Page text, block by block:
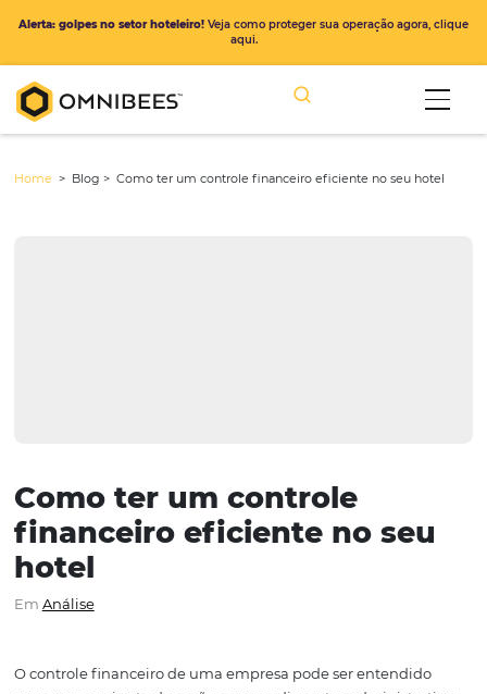
Como ter um controle
financeiro eficiente no
hotel
Alerta: golpes no setor hoteleiro!Veja como proteger sua operação